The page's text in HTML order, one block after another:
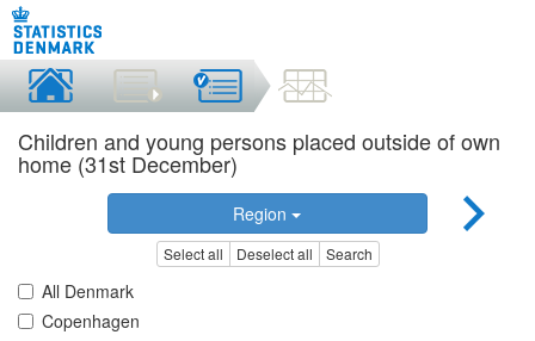
Children and young persons placed outside of own
home (31st December)
Region
Select all Deselect all Search
All Denmark
Copenhagen